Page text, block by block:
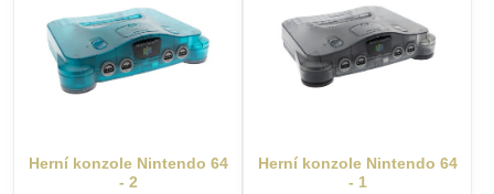
Herní konzole Nintendo 64
- 2
Herní konzole Nintendo 64
- 1